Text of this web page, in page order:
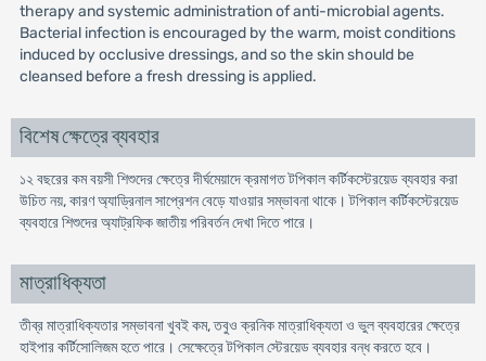
therapy and systemic administration of anti-microbial agents.
Bacterial infection is encouraged by the warm, moist conditions
induced by occlusive dressings, and so the skin should be
cleansed before a fresh dressing is applied.
বিশেষ ক্ষেত্রে ব্যবহার
১২ বছরের কম বয়সী শিশুদের ক্ষেত্রে দীর্ঘমেয়াদে ক্রমাগত টপিকাল কর্টিকস্টেরয়েড ব্যবহার করা
উচিত নয়, কারণ অ্যাড্রিনাল সাপ্রেশন বেড়ে যাওয়ার সম্ভাবনা থাকে। টপিকাল কর্টিকস্টেরয়েড
ব্যবহারে শিশুদের অ্যাট্রফিক জাতীয় পরিবর্তন দেখা দিতে পারে।
মাত্রাধিক্যতা
তীব্র মাত্রাধিক্যতার সম্ভাবনা খুবই কম, তবুও ক্রনিক মাত্রাধিক্যতা ও ভুল ব্যবহারের ক্ষেত্রে
হাইপার কর্টিসোলিজম হতে পারে। সেক্ষেত্রে টপিকাল স্টেরয়েড ব্যবহার বন্ধ করতে হবে।